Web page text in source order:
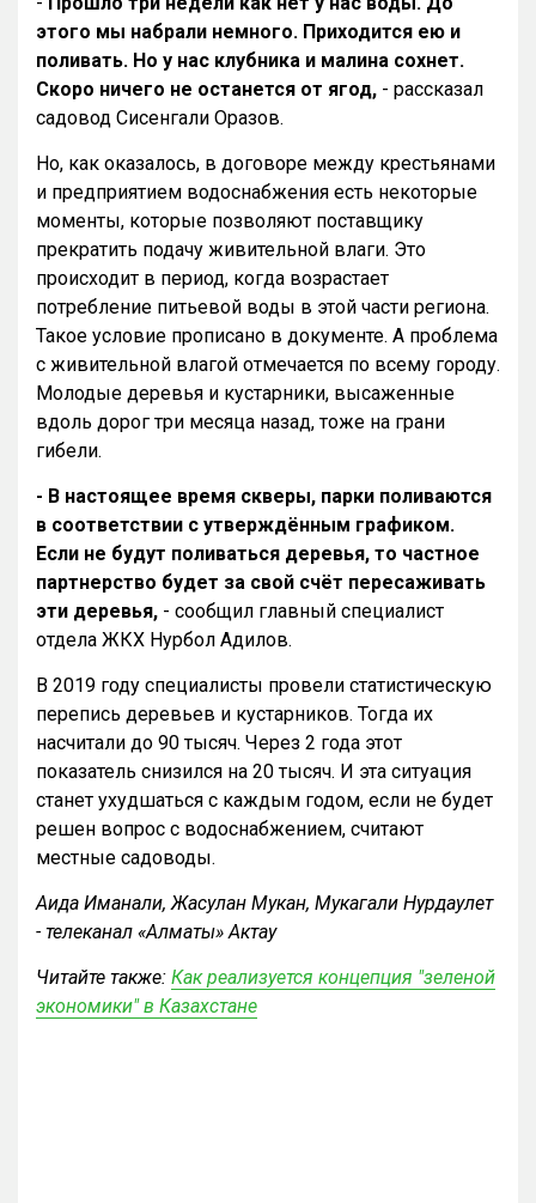
этого мы набрали немного. Приходится ею и
поливать. Но у нас клубника и малина сохнет.
Скоро ничего не останется от ягод, - рассказал
садовод Сисенгали Оразов.
Но, как оказалось, в договоре между крестьянами
и предприятием водоснабжения есть некоторые
моменты, которые позволяют поставщику
прекратить подачу живительной влаги. Это
происходит в период, когда возрастает
потребление питьевой воды в этой части региона.
Такое условие прописано в документе. А проблема
с живительной влагой отмечается по всему городу.
Молодые деревья и кустарники, высаженные
вдоль дорог три месяца назад, тоже на грани
гибели.
- В настоящее время скверы, парки поливаются
в соответствии с утверждённым графиком.
Если не будут поливаться деревья, то частное
партнерство будет за свой счёт пересаживать
эти деревья, - сообщил главный специалист
отдела ЖКХ Нурбол Адилов.
В 2019 году специалисты провели статистическую
перепись деревьев и кустарников. Тогда их
насчитали до 90 тысяч. Через 2 года этот
показатель снизился на 20 тысяч. И эта ситуация
станет ухудшаться с каждым годом, если не будет
решен вопрос с водоснабжением, считают
местные садоводы.
Аида Иманали, Жасулан Мукан, Мукагали Нурдаулет
- телеканал «Алматы» Актау
Читайте также: Как реализуется концепция "зеленой
экономики" в Казахстане